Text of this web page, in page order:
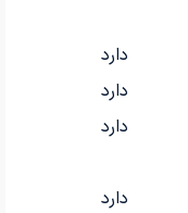
دارد
دارد
دارد
دارد